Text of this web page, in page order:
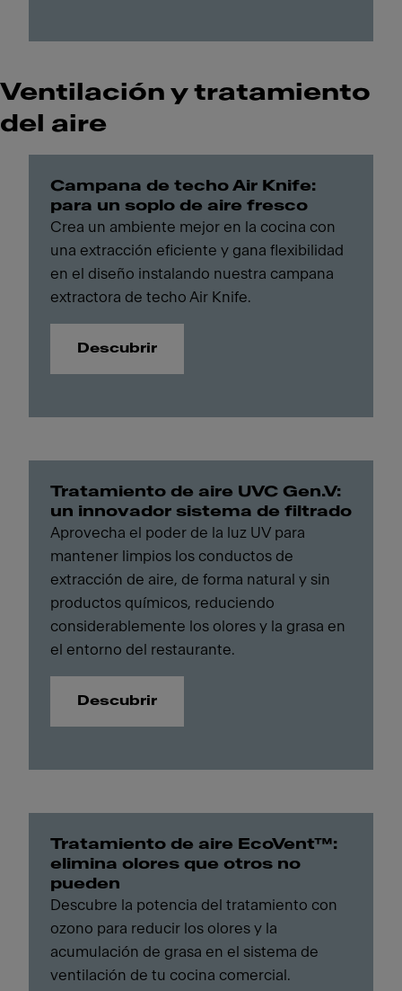
Ventilación y tratamiento
del aire
Campana de techo Air Knife:
para un soplo de aire fresco
Crea un ambiente mejor en la cocina con
una extracción eficiente y gana flexibilidad
en el diseño instalando nuestra campana
extractora de techo Air Knife.
Descubrir
Tratamiento de aire UVC Gen.V:
un innovador sistema de filtrado
Aprovecha el poder de la luz UV para
mantener limpios los conductos de
extracción de aire, de forma natural y sin
productos químicos, reduciendo
considerablemente los olores y la grasa en
el entorno del restaurante.
Descubrir
Tratamiento de aire EcoVent™:
elimina olores que otros no
pueden
Descubre la potencia del tratamiento con
ozono para reducir los olores y la
acumulación de grasa en el sistema de
ventilación de tu cocina comercial.